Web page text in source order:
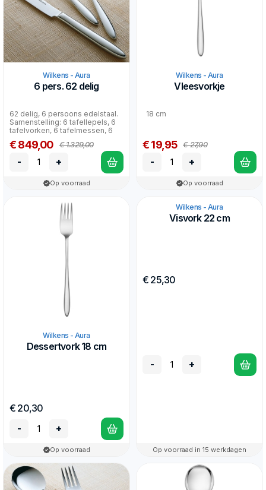
Wilkens - Aura
6 pers. 62 delig
62 delig, 6 persoons edelstaal.
Samenstelling: 6 tafellepels, 6
tafelvorken, 6 tafelmessen, 6
€ 849,00 € 1.329,00
- +
Op voorraad
Wilkens - Aura
Vleesvorkje
18 cm
€ 19,95 € 27,90
- +
Op voorraad
Wilkens - Aura
Dessertvork 18 cm
€ 20,30
-
+
Op voorraad
Wilkens - Aura
Visvork 22 cm
€ 25,30
- +
Op voorraad in 15 werkdagen